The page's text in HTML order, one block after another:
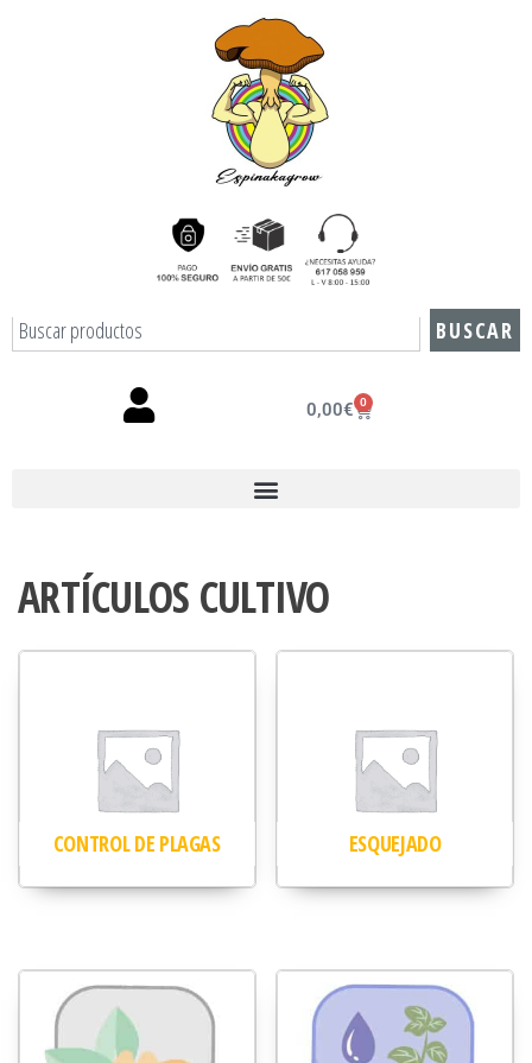
BUSCAR
0,00€ 0
ARTÍCULOS CULTIVO
CONTROL DE PLAGAS ESQUEJADO